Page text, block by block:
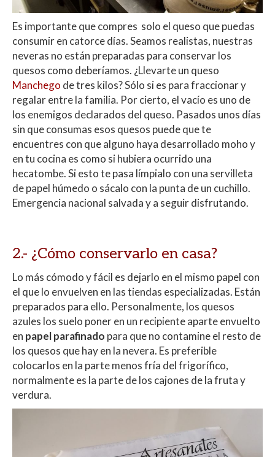
Es importante que compres solo el queso que puedas
consumir en catorce días.Seamos realistas, nuestras
neveras no están preparadas para conservar los
quesos como deberíamos. ¿Llevarte un queso
Manchego de tres kilos? Sólo si es para fraccionar y
regalar entre la familia. Por cierto, el vacío es uno de
los enemigos declarados del queso. Pasados unos días
sin que consumas esos quesos puede que te
encuentres con que alguno haya desarrollado moho y
en tu cocina es como si hubiera ocurrido una
hecatombe.Si esto te pasa límpialo con una servilleta
de papel húmedo o sácalo con la punta de un cuchillo.
Emergencia nacional salvada y a seguir disfrutando.
2.- ¿Cómo conservarlo en casa?
Lo más cómodo y fácil es dejarlo en el mismo papel con
el que lo envuelven en las tiendas especializadas. Están
preparados para ello. Personalmente, los quesos
azules los suelo poner en un recipiente aparte envuelto
en papel parafinado para que no contamine el resto de
los quesos que hay en la nevera. Es preferible
colocarlos en la parte menos fría del frigorífico,
normalmente es la parte de los cajones de la fruta y
verdura.